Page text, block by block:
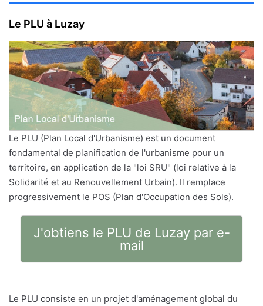
Le PLU à Luzay
Le PLU (Plan Local d'Urbanisme) est un document
fondamental de planification de l'urbanisme pour un
territoire, en application de la "loi SRU" (loi relative à la
Solidarité et au Renouvellement Urbain). Il remplace
progressivement le POS (Plan d'Occupation des Sols).
J'obtiens le PLU de Luzay par e-
mail
Le PLU consiste en un projet d'aménagement global du